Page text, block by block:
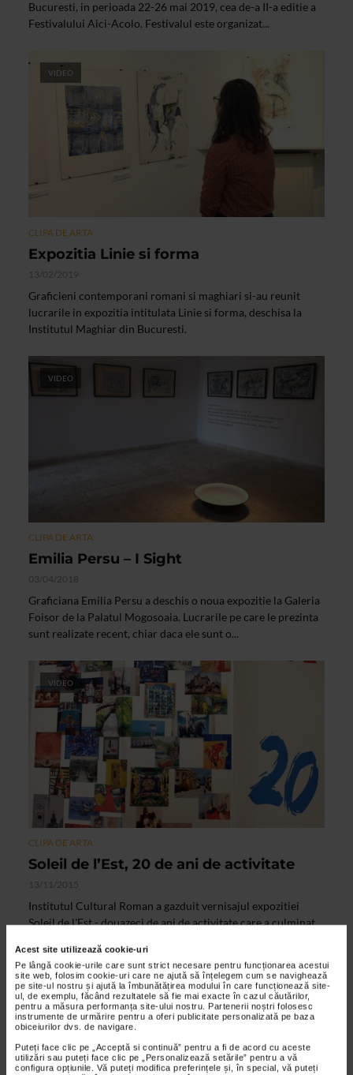
Acest site utilizează cookie-uri
Pe lângă cookie-urile care sunt strict necesare pentru funcționarea acestui
site web, folosim cookie-uri care ne ajută să înțelegem cum se navighează
pe site-ul nostru și ajută la îmbunătățirea modului în care funcționează site-
ul, de exemplu, făcând rezultatele să fie mai exacte în cazul căutărilor,
pentru a măsura performanța site-ului nostru. Partenerii noștri folosesc
instrumente de urmărire pentru a oferi publicitate personalizată pe baza
obiceiurilor dvs. de navigare.
Puteți face clic pe „Acceptă si continuă” pentru a fi de acord cu aceste
utilizări sau puteți face clic pe „Personalizează setările” pentru a vă
configura opțiunile. Vă puteți modifica preferințele și, în special, vă puteți
Bucuresti, in perioada 22-26 mai 2019, cea de-a II-a editie a
Festivalului Aici-Acolo. Festivalul este organizat...
VIDEO
CLIPA DE ARTA
Expozitia Linie si forma
13/02/2019
Graficieni contemporani romani si maghiari si-au reunit
lucrarile in expozitia intitulata Linie si forma, deschisa la
Institutul Maghiar din Bucuresti.
VIDEO
CLIPA DE ARTA
Emilia Persu – I Sight
03/04/2018
Graficiana Emilia Persu a deschis o noua expozitie la Galeria
Foisor de la Palatul Mogosoaia. Lucrarile pe care le prezinta
sunt realizate recent, chiar daca ele sunt o...
VIDEO
CLIPA DE ARTA
Soleil de l’Est, 20 de ani de activitate
13/11/2015
Institutul Cultural Roman a gazduit vernisajul expozitiei
Soleil de l'Est - douazeci de ani de activitate care a culminat
VIDEO